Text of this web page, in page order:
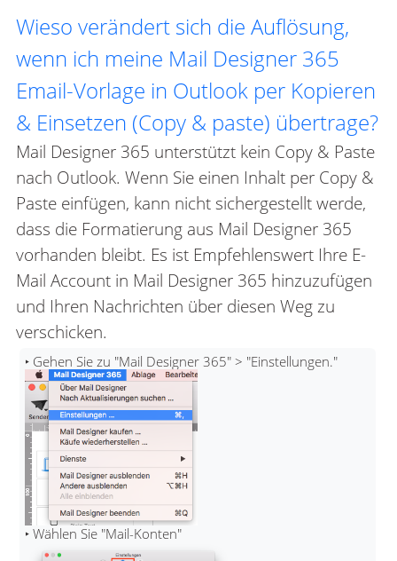
Wieso verändert sich die Auflösung,
wenn ich meine Mail Designer 365
Email-Vorlage in Outlook per Kopieren
& Einsetzen (Copy & paste) übertrage?
Mail Designer 365 unterstützt kein Copy & Paste
nach Outlook. Wenn Sie einen Inhalt per Copy &
Paste einfügen, kann nicht sichergestellt werde,
dass die Formatierung aus Mail Designer 365
vorhanden bleibt. Es ist Empfehlenswert Ihre E-
Mail Account in Mail Designer 365 hinzuzufügen
und Ihren Nachrichten über diesen Weg zu
verschicken.
‣ Gehen Sie zu "Mail Designer 365" > "Einstellungen."